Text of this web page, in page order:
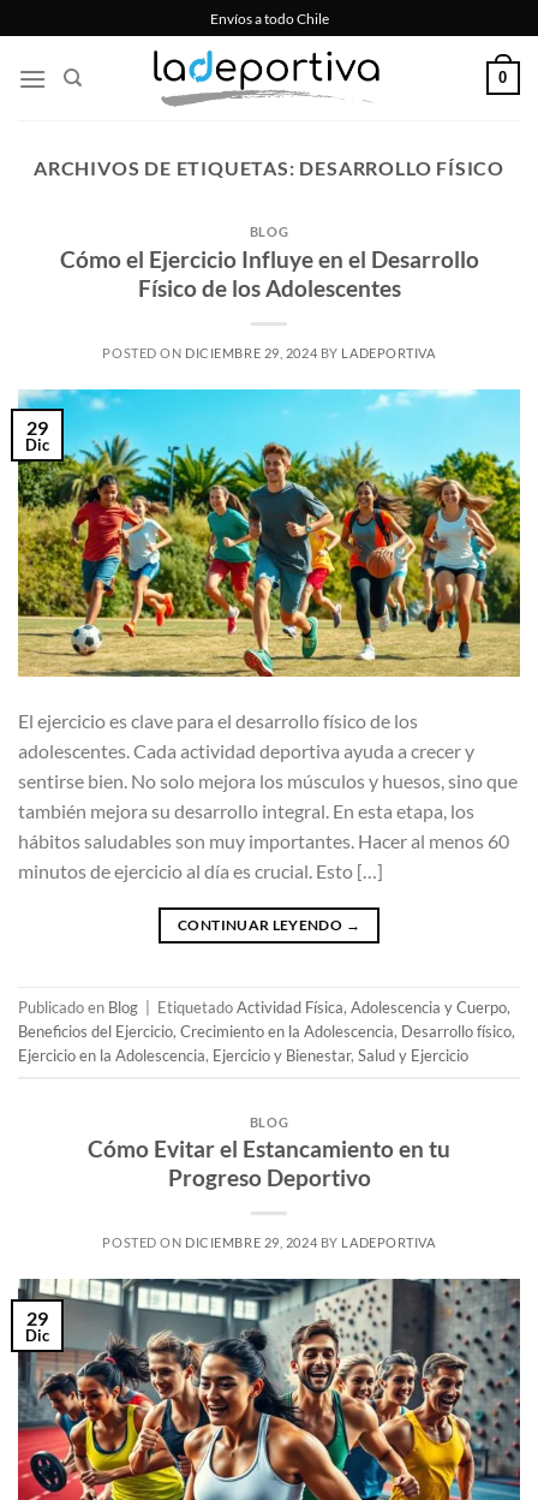
al
contenido
Envíos a todo Chile
0
ARCHIVOS DE ETIQUETAS: DESARROLLO FÍSICO
BLOG
Cómo el Ejercicio Influye en el Desarrollo
Físico de los Adolescentes
POSTED ON DICIEMBRE 29, 2024 BY LADEPORTIVA
29
Dic
El ejercicio es clave para el desarrollo físico de los
adolescentes. Cada actividad deportiva ayuda a crecer y
sentirse bien. No solo mejora los músculos y huesos, sino que
también mejora su desarrollo integral. En esta etapa, los
hábitos saludables son muy importantes. Hacer al menos 60
minutos de ejercicio al día es crucial. Esto […]
CONTINUAR LEYENDO →
Publicado en Blog EtiquetadoActividad Física, Adolescencia y Cuerpo,
Beneficios del Ejercicio, Crecimiento en la Adolescencia, Desarrollo físico,
Ejercicio en la Adolescencia, Ejercicio y Bienestar, Salud y Ejercicio
BLOG
Cómo Evitar el Estancamiento en tu
Progreso Deportivo
POSTED ON DICIEMBRE 29, 2024 BY LADEPORTIVA
29
Dic